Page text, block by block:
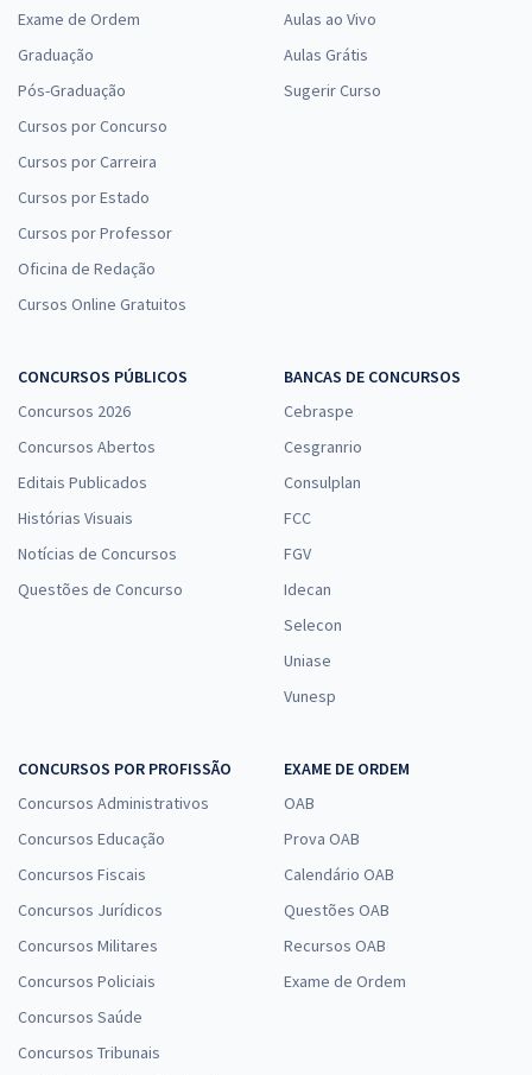
Exame de Ordem
Graduação
Pós-Graduação
Cursos por Concurso
Cursos por Carreira
Cursos por Estado
Cursos por Professor
Oficina de Redação
Cursos Online Gratuitos
Aulas ao Vivo
Aulas Grátis
Sugerir Curso
CONCURSOS PÚBLICOS
Concursos 2026
Concursos Abertos
Editais Publicados
Histórias Visuais
Notícias de Concursos
Questões de Concurso
BANCAS DE CONCURSOS
Cebraspe
Cesgranrio
Consulplan
FCC
FGV
Idecan
Selecon
Uniase
Vunesp
CONCURSOS POR PROFISSÃO
Concursos Administrativos
Concursos Educação
Concursos Fiscais
Concursos Jurídicos
Concursos Militares
Concursos Policiais
Concursos Saúde
Concursos Tribunais
EXAME DE ORDEM
OAB
Prova OAB
Calendário OAB
Questões OAB
Recursos OAB
Exame de Ordem